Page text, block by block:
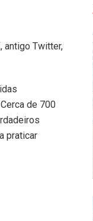
antigo Twitter,
de 700
praticar